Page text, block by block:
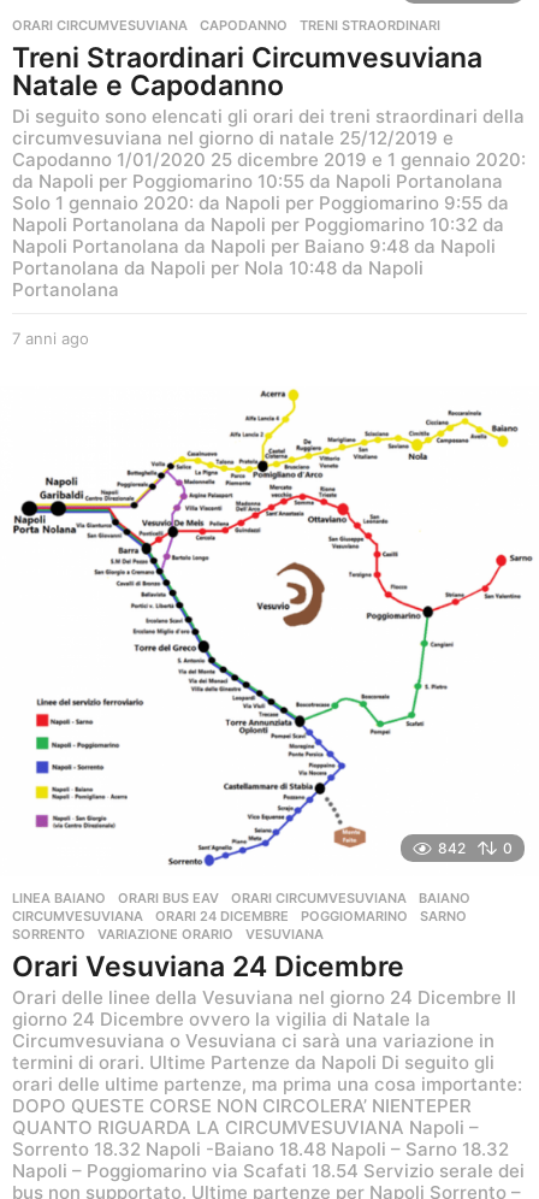
a
g
o
ORARI CIRCUMVESUVIANA CAPODANNO ,TRENI STRAORDINARI
Treni Straordinari Circumvesuviana
Natale e Capodanno
Di seguito sono elencati gli orari dei treni straordinari della
circumvesuviana nel giorno di natale 25/12/2019 e
Capodanno 1/01/2020 25 dicembre 2019 e 1 gennaio 2020:
da Napoli per Poggiomarino 10:55 da Napoli Portanolana
Solo 1 gennaio 2020: da Napoli per Poggiomarino 9:55 da
Napoli Portanolana da Napoli per Poggiomarino 10:32 da
Napoli Portanolana da Napoli per Baiano 9:48 da Napoli
Portanolana da Napoli per Nola 10:48 da Napoli
Portanolana
7 anni ago
o
842 0
LINEA BAIANO ,ORARI BUS EAV ,ORARI CIRCUMVESUVIANA BAIANO
CIRCUMVESUVIANA
,ORARI 24 DICEMBRE ,POGGIOMARINO ,SARNO
SORRENTO
,VARIAZIONE ORARIO ,VESUVIANA
Orari Vesuviana 24 Dicembre
Orari delle linee della Vesuviana nel giorno 24 Dicembre Il
giorno 24 Dicembre ovvero la vigilia di Natale la
Circumvesuviana o Vesuviana ci sarà una variazione in
termini di orari. Ultime Partenze da Napoli Di seguito gli
orari delle ultime partenze, ma prima una cosa importante:
DOPO QUESTE CORSE NON CIRCOLERA’ NIENTEPER
QUANTO RIGUARDA LA CIRCUMVESUVIANA Napoli –
Sorrento 18.32 Napoli -Baiano 18.48 Napoli – Sarno 18.32
Napoli – Poggiomarino via Scafati 18.54 Servizio serale dei
bus non supportato. Ultime partenze per Napoli Sorrento –